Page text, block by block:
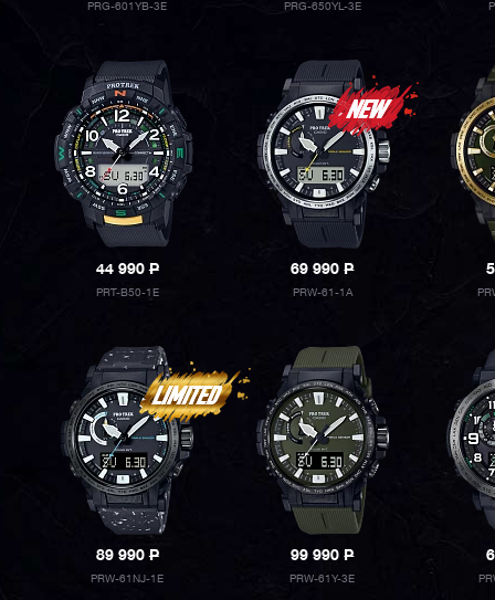
PRG-601YB-3E PRG-650YL-3E
44 990P
PRT-B50-1E
69 990P
PRW-61-1A
89 990P
PRW-61NJ-1E
99 990P
PRW-61Y-3E